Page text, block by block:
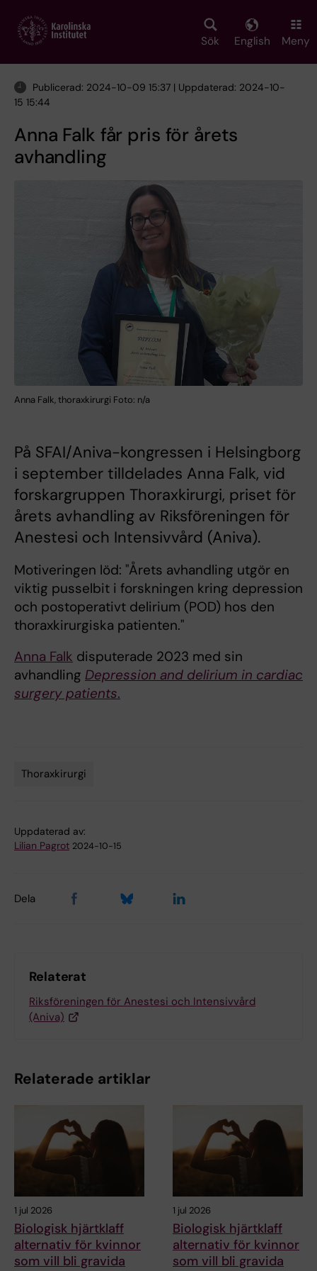
main
Sök English Meny
Publicerad: 2024-10-09 15:37 | Uppdaterad: 2024-10-
15 15:44
Anna Falk får pris för årets
avhandling
Anna Falk, thoraxkirurgi Foto: n/a
På SFAI/Aniva-kongressen i Helsingborg
i september tilldelades Anna Falk, vid
forskargruppen Thoraxkirurgi, priset för
årets avhandling av Riksföreningen för
Anestesi och Intensivvård (Aniva).
Motiveringen löd: "Årets avhandling utgör en
viktig pusselbit i forskningen kring depression
och postoperativt delirium (POD) hos den
thoraxkirurgiska patienten."
Anna Falk disputerade 2023 med sin
avhandling Depression and delirium in cardiac
surgery patients.
Thoraxkirurgi
Uppdaterad av:
Lilian Pagrot 2024-10-15
Dela
Relaterat
Riksföreningen för Anestesi och Intensivvård
(Aniva)
Relaterade artiklar
1 jul 2026
Biologisk hjärtklaff
alternativ för kvinnor
som vill bli gravida
1 jul 2026
Biologisk hjärtklaff
alternativ för kvinnor
som vill bli gravida